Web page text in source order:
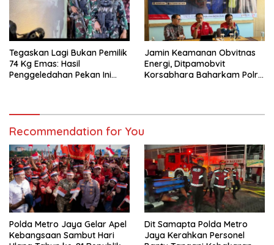
Tegaskan Lagi Bukan Pemilik
74 Kg Emas: Hasil
Penggeledahan Pekan Ini
Jamin Keamanan Obvitnas
Energi, Ditpamobvit
Korsabhara Baharkam Polri
Recommendation for You
Polda Metro Jaya Gelar Apel
Kebangsaan Sambut Hari
Dit Samapta Polda Metro
Jaya Kerahkan Personel